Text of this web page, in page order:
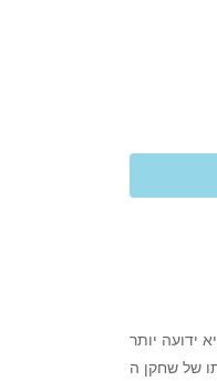
ידועה יותר